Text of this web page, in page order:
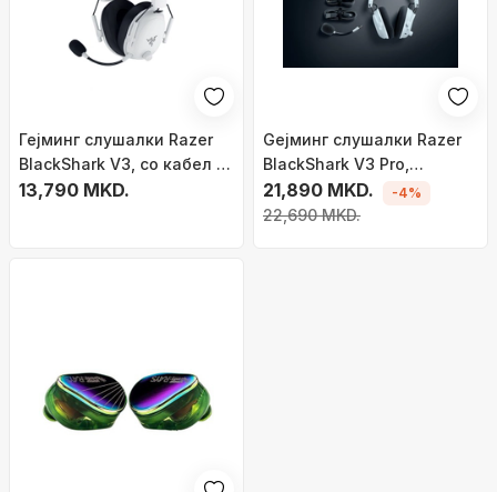
Гејминг слушалки Razer
BlackShark V3, со кабел и
безжични, USB Type A
13,790 MKD.
Geјминг слушалки Razer
BlackShark V3 Pro,
безжични и со кабел, USB
и Bluetooth, бели
21,890 MKD.
22,690 MKD.
-4%